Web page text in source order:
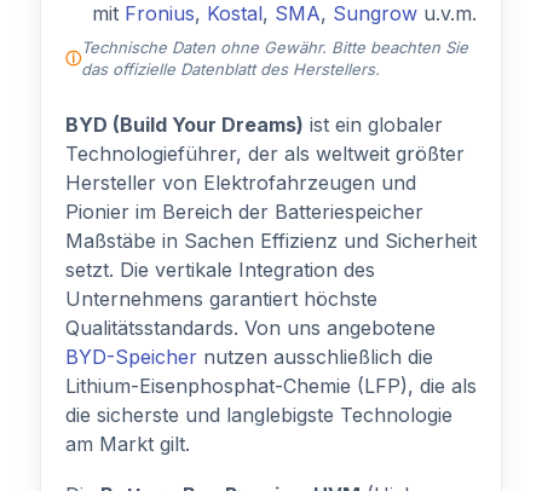
mit Fronius, Kostal, SMA, Sungrow u.v.m.
Technische Daten ohne Gewähr. Bitte beachten Sie
das offizielle Datenblatt des Herstellers.
BYD (Build Your Dreams) ist ein globaler
Technologieführer, der als weltweit größter
Hersteller von Elektrofahrzeugen und
Pionier im Bereich der Batteriespeicher
Maßstäbe in Sachen Effizienz und Sicherheit
setzt. Die vertikale Integration des
Unternehmens garantiert höchste
Qualitätsstandards. Von uns angebotene
BYD-Speicher nutzen ausschließlich die
Lithium-Eisenphosphat-Chemie (LFP), die als
die sicherste und langlebigste Technologie
am Markt gilt.